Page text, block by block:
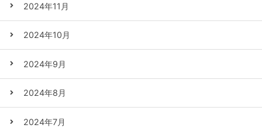
2024年11月
2024年10月
2024年9月
2024年8月
2024年7月